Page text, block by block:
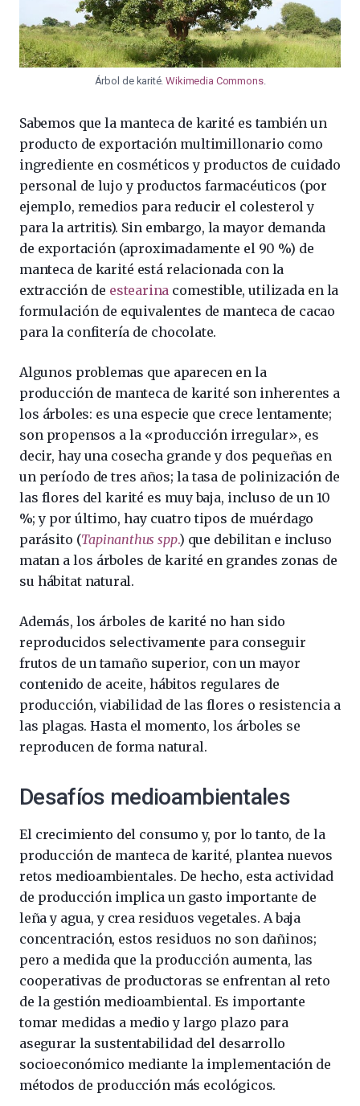
Árbol de karité.Wikimedia Commons.
Sabemos que la manteca de karité es también un
producto de exportación multimillonario como
ingrediente en cosméticos y productos de cuidado
personal de lujo y productos farmacéuticos (por
ejemplo, remedios para reducir el colesterol y
para la artritis). Sin embargo, la mayor demanda
de exportación (aproximadamente el 90 %) de
manteca de karité está relacionada con la
extracción de estearina comestible, utilizada en la
formulación de equivalentes de manteca de cacao
para la confitería de chocolate.
Algunos problemas que aparecen en la
producción de manteca de karité son inherentes a
los árboles: es una especie que crece lentamente;
son propensos a la «producción irregular», es
decir, hay una cosecha grande y dos pequeñas en
un período de tres años; la tasa de polinización de
las flores del karité es muy baja, incluso de un 10
%; y por último, hay cuatro tipos de muérdago
parásito (Tapinanthus spp.) que debilitan e incluso
matan a los árboles de karité en grandes zonas de
su hábitat natural.
Además, los árboles de karité no han sido
reproducidos selectivamente para conseguir
frutos de un tamaño superior, con un mayor
contenido de aceite, hábitos regulares de
producción, viabilidad de las flores o resistencia a
las plagas. Hasta el momento, los árboles se
reproducen de forma natural.
Desafíos medioambientales
El crecimiento del consumo y, por lo tanto, de la
producción de manteca de karité, plantea nuevos
retos medioambientales. De hecho, esta actividad
de producción implica un gasto importante de
leña y agua, y crea residuos vegetales. A baja
concentración, estos residuos no son dañinos;
pero a medida que la producción aumenta, las
cooperativas de productoras se enfrentan al reto
de la gestión medioambiental. Es importante
tomar medidas a medio y largo plazo para
asegurar la sustentabilidad del desarrollo
socioeconómico mediante la implementación de
métodos de producción más ecológicos.